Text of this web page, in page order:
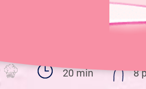
Pâte à
20 min 8